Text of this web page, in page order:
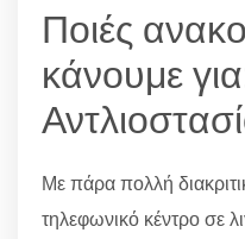
Ποιές
κάνουμε
Με πάρα πολλή
τηλεφωνικό κέντρο σε